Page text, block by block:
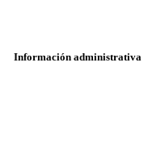
Información administrativa